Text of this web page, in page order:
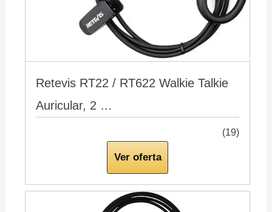
Retevis RT22 / RT622 Walkie Talkie
Auricular, 2 …
(19)
Ver oferta